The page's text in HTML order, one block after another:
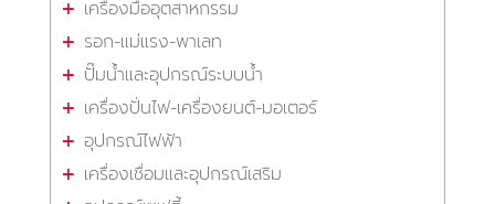
เครื่องมืออุตสาหกรรม
รอก-แม่แรง-พาเลท
ปั๊มน้ำและอุปกรณ์ระบบน้ำ
เครื่องปั่นไฟ-เครื่องยนต์-มอเตอร์
อุปกรณ์ไฟฟ้า
เครื่องเชื่อมและอุปกรณ์เสริม